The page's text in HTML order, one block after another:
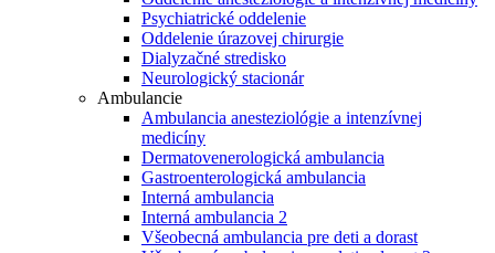
Psychiatrické oddelenie
Oddelenie úrazovej chirurgie
Dialyzačné stredisko
Neurologický stacionár
Ambulancie
Ambulancia anesteziológie a intenzívnej
medicíny
Dermatovenerologická ambulancia
Gastroenterologická ambulancia
Interná ambulancia
Interná ambulancia 2
Všeobecná ambulancia pre deti a dorast